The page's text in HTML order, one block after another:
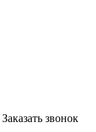
Заказать звонок